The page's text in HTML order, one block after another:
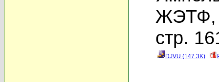
ЖЭТФ,
стр.
DJVU (147.3K)